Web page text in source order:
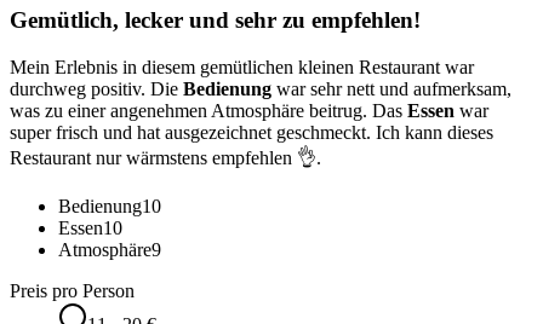
Gemütlich, lecker und sehr zu empfehlen!
Mein Erlebnis in diesem gemütlichen kleinen Restaurant war
durchweg positiv. Die Bedienung war sehr nett und aufmerksam,
was zu einer angenehmen Atmosphäre beitrug. Das Essen war
super frisch und hat ausgezeichnet geschmeckt. Ich kann dieses
Restaurant nur wärmstens empfehlen 👌.
Bedienung10
Essen10
Atmosphäre9
Preis pro Person